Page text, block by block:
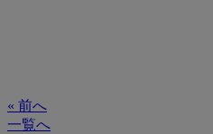
« 前へ
一覧へ